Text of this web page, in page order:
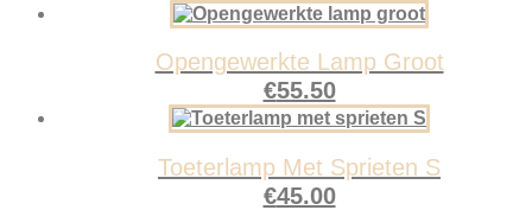
Opengewerkte Lamp Groot
€55.50
Toeterlamp Met Sprieten S
€45.00